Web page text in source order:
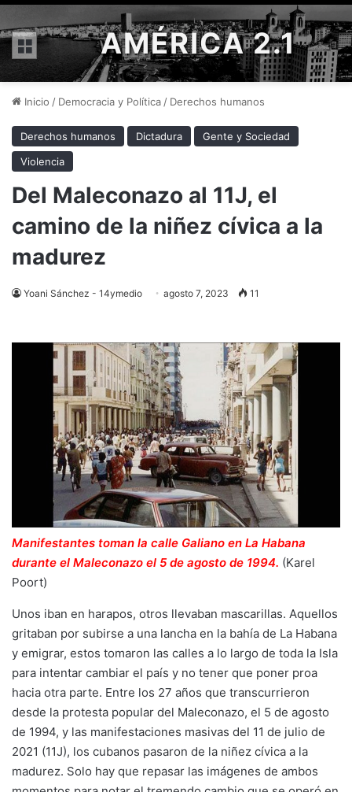
Menú AMÉRICA 2.1
Inicio / Democracia y Política / Derechos humanos
Derechos humanos Dictadura
Gente y Sociedad
Violencia
Del Maleconazo al 11J, el
camino de la niñez cívica a la
madurez
Yoani Sánchez - 14ymedio agosto 7, 2023 11
Manifestantes toman la calle Galiano en La Habana
durante el Maleconazo el 5 de agosto de 1994. (Karel
Poort)
Unos iban en harapos, otros llevaban mascarillas. Aquellos
gritaban por subirse a una lancha en la bahía de La Habana
y emigrar, estos tomaron las calles a lo largo de toda la Isla
para intentar cambiar el país y no tener que poner proa
hacia otra parte. Entre los 27 años que transcurrieron
desde la protesta popular del Maleconazo, el 5 de agosto
de 1994, y las manifestaciones masivas del 11 de julio de
2021 (11J), los cubanos pasaron de la niñez cívica a la
madurez. Solo hay que repasar las imágenes de ambos